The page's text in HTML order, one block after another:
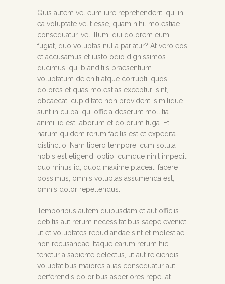
Quis autem vel eum iure reprehenderit, qui in
ea voluptate velit esse, quam nihil molestiae
consequatur, vel illum, qui dolorem eum
fugiat, quo voluptas nulla pariatur? At vero eos
et accusamus et iusto odio dignissimos
ducimus, qui blanditiis praesentium
voluptatum deleniti atque corrupti, quos
dolores et quas molestias excepturi sint,
obcaecati cupiditate non provident, similique
sunt in culpa, qui officia deserunt mollitia
animi, id est laborum et dolorum fuga. Et
harum quidem rerum facilis est et expedita
distinctio. Nam libero tempore, cum soluta
nobis est eligendi optio, cumque nihil impedit,
quo minus id, quod maxime placeat, facere
possimus, omnis voluptas assumenda est,
omnis dolor repellendus.
Temporibus autem quibusdam et aut officiis
debitis aut rerum necessitatibus saepe eveniet,
ut et voluptates repudiandae sint et molestiae
non recusandae. Itaque earum rerum hic
tenetur a sapiente delectus, ut aut reiciendis
voluptatibus maiores alias consequatur aut
perferendis doloribus asperiores repellat.